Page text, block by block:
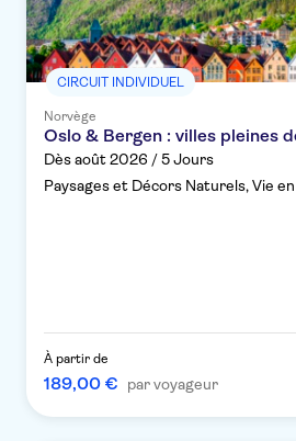
CIRCUIT INDIVIDUEL
Norvège
Oslo & Bergen : villes pleines
Dès août 2026 / 5 Jours
Paysages et Décors Naturels, Vie
À partir de
189,00 € par voyageur